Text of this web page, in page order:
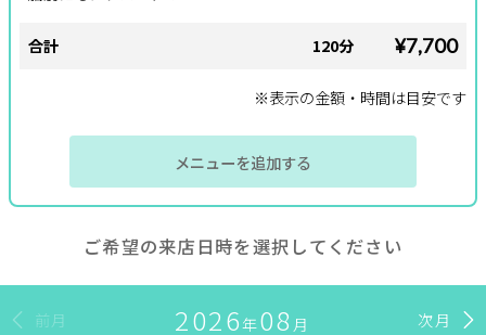
よくある質問
サイトマップ
合計 120分 ¥7,700
※表示の金額・時間は目安です
メニューを追加する
ご希望の来店日時を選択してください
前月 2026年08 月 次月